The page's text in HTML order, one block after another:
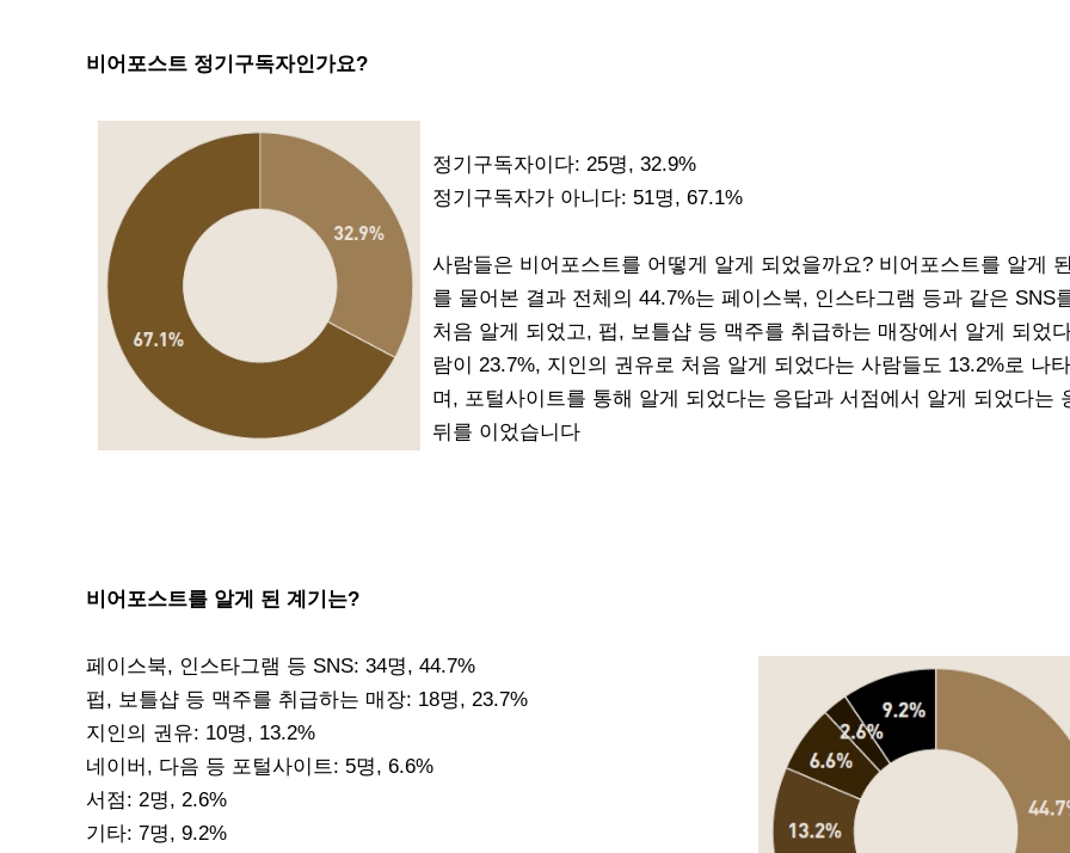
비어포스트 정기구독자인가요?
정기구독자이다: 25명, 32.9%
정기구독자가 아니다: 51명, 67.1%
사람들은 비어포스트를 어떻게 알게 되었을까요? 비어포스트를 알게
를 물어본 결과 전체의 44.7%는 페이스북, 인스타그램 등과 같은 SNS
처음 알게 되었고, 펍, 보틀샵 등 맥주를 취급하는 매장에서 알게 되었
람이 23.7%, 지인의 권유로 처음 알게 되었다는 사람들도 13.2%로 나
며, 포털사이트를 통해 알게 되었다는 응답과 서점에서 알게 되었다는
뒤를 이었습니다
비어포스트를 알게 된 계기는?
페이스북, 인스타그램 등 SNS: 34명, 44.7%
펍, 보틀샵 등 맥주를 취급하는 매장: 18명, 23.7%
지인의 권유: 10명, 13.2%
네이버, 다음 등 포털사이트: 5명, 6.6%
서점: 2명, 2.6%
기타: 7명, 9.2%